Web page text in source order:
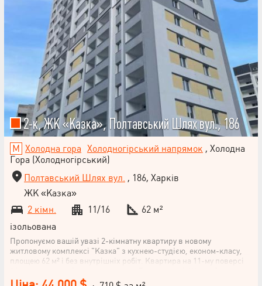
2-к, ЖК «Казка», Полтавський Шлях вул., 186
Холодна гора Холодногірський напрямок , Холодна
Гора (Холодногірський)
Полтавський Шлях вул. , 186, Харків
ЖК «Казка»
2 кімн.
11/16
62 м²
ізольована
Пропонуємо вашій увазі 2-кімнатну квартиру в новому
житловому комплексі "Казка" з кухнею-студією, економ-класу,
площею 62 м² і без внутрішніх робіт. Квартира на 11-му поверсі
до станції метро "Холодна Гора". Це ідеальне розташування для